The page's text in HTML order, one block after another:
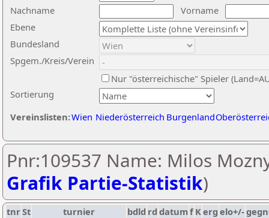
Nachname
Vorname
Ebene
Sortierung
Bundesland
Spgem./Kreis/Verein
Nur "österreichische" Spieler
Vereinslisten:Wien Niederösterreich Burgenland
Pnr:109537 Name: Milos
Grafik Partie-Statistik)
tnrSt turnier bdld rd datumf Kerg elo+/-